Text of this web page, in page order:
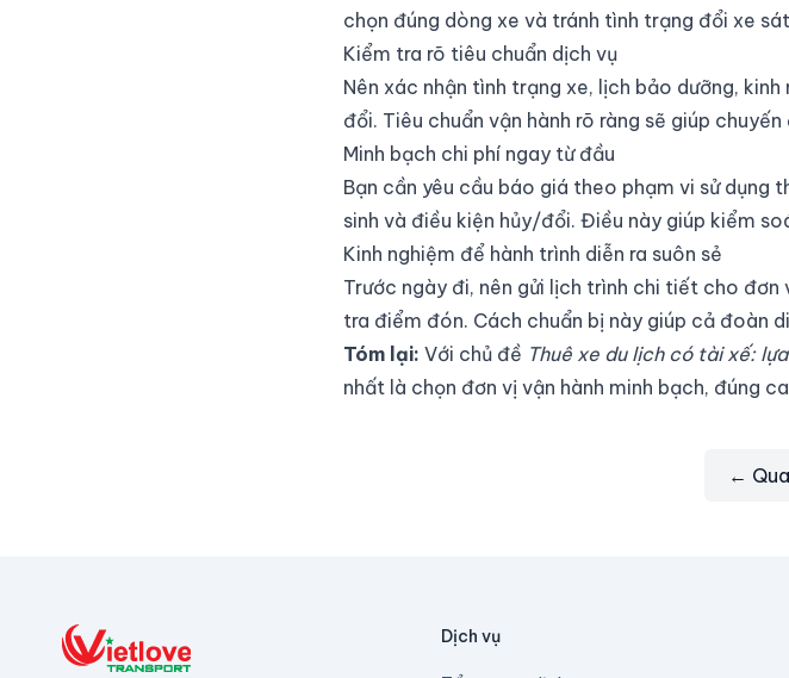
chọn đúng dòng xe và tránh tình trạng đổi xe
Kiểm tra rõ tiêu chuẩn dịch vụ
Nên xác nhận tình trạng xe, lịch bảo dưỡng,
đổi. Tiêu chuẩn vận hành rõ ràng sẽ giúp chuyến
Minh bạch chi phí ngay từ đầu
Bạn cần yêu cầu báo giá theo phạm vi sử dụng
sinh và điều kiện hủy/đổi. Điều này giúp kiểm
Kinh nghiệm để hành trình diễn ra suôn sẻ
Trước ngày đi, nên gửi lịch trình chi tiết cho
tra điểm đón. Cách chuẩn bị này giúp cả đoàn
Tóm lại: Với chủ đề Thuê xe du lịch có tài xế:
nhất là chọn đơn vị vận hành minh bạch, đúng
←
Dịch vụ